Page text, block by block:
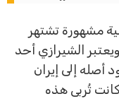
مشهورة تشتهر
الشيرازي أحد
إلى إيران
تُربى هذه